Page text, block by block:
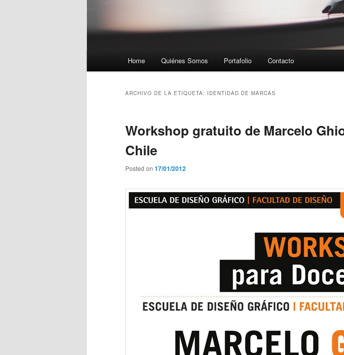
Ir al contenido principal
Ir al contenido secundario
Home Quiénes Somos Portafolio Contacto
ARCHIVO DE LA ETIQUETA: IDENTIDAD DE MARCAS
Workshop gratuito de Marcelo
Chile
Posted on 17/01/2012